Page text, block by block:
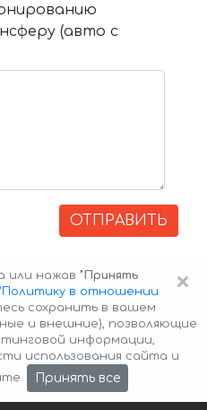
(авто с
ОТПРАВИТЬ
Аренда Cookie Policy
×
или нажав "Принять
в отношении
сохранить в вашем
и внешние), позволяющие
информации,
использования сайта и
Принять все